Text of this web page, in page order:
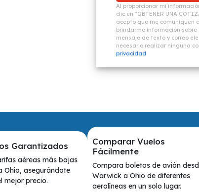
Al proporcionar mi
clic en "OBTENER UNA
acepto que me comuniquen
brindarme información sobre
mensaje de texto y correo
necesario realizar ninguna
privacidad
Garantizados
aéreas más bajas
Ohio, asegurándote
mejor precio.
Comparar Vuelos
Fácilmente
Compara boletos de avión
Warwick a Ohio de diferentes
aerolíneas en un solo lugar.